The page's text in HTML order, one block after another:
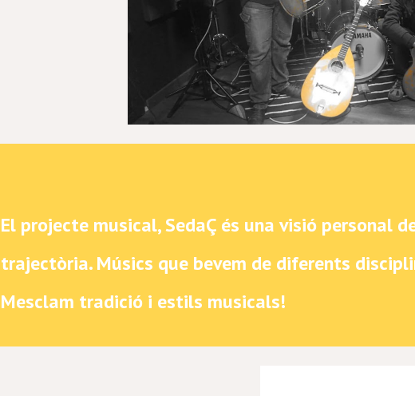
El projecte musical, SedaÇ és una visió personal
trajectòria. Músics que bevem de diferents
Mesclam tradició i estils musicals!